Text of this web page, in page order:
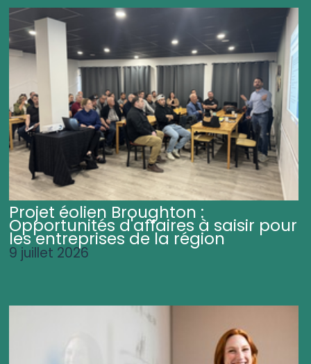
Projet éolien Broughton :
Opportunités d'affaires à saisir pour
les entreprises de la région
9 juillet 2026